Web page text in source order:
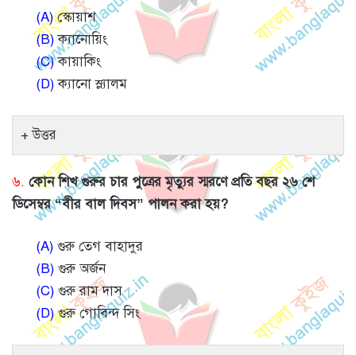
(A)স্কোয়াশ
(B)ক্যানোয়িং
(C)কায়াকিং
(D)ক্যানো স্ল্যালম
উত্তর
৬. কোন শিখ গুরুর চার পুত্রের মৃত্যুর স্মরণে প্রতি বছর ২৬ শে
ডিসেম্বর “বীর বাল দিবস” পালন করা হয়?
(A) গুরু তেগ বাহাদুর
(B) গুরু অর্জন
(C) গুরু রাম দাস
(D)গুরু গোবিন্দ সিং